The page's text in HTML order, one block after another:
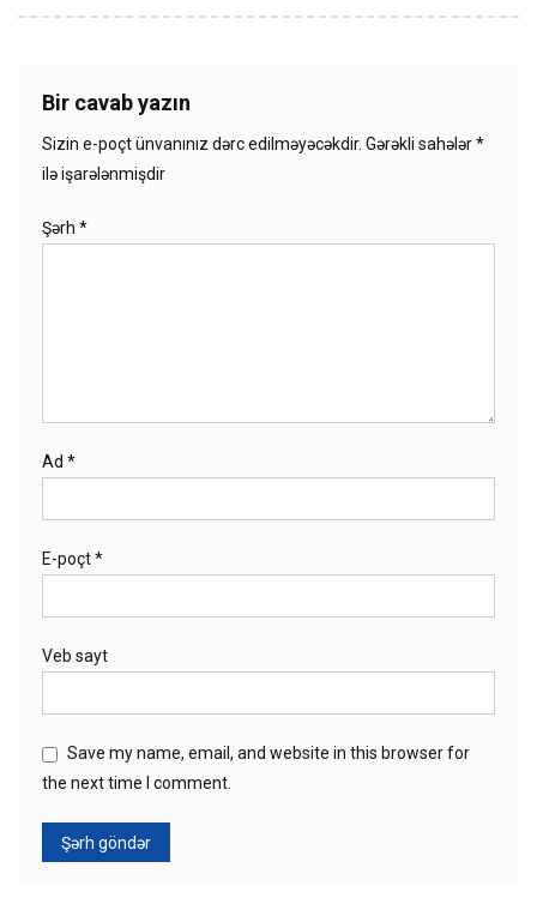
Bir cavab yazın
Sizin e-poçt ünvanınız dərc edilməyəcəkdir. Gərəkli sahələr*
ilə işarələnmişdir
Şərh *
Ad *
E-poçt*
Veb sayt
Save my name, email, and website in this browser for
the next time I comment.